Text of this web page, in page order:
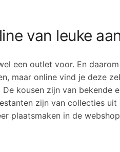
van leuke
een outlet voor. En
maar online vind je deze
kousen zijn van bekende
zijn van collecties uit
plaatsmaken in de